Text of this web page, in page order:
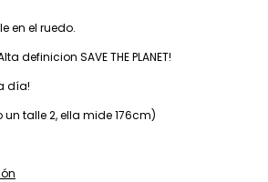
en el ruedo.
definicion SAVE THE PLANET!
día!
talle 2, ella mide 176cm)